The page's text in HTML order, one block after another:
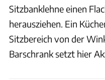
Sitzbanklehne einen
herausziehen. Ein
Sitzbereich von der
Barschrank setzt hier